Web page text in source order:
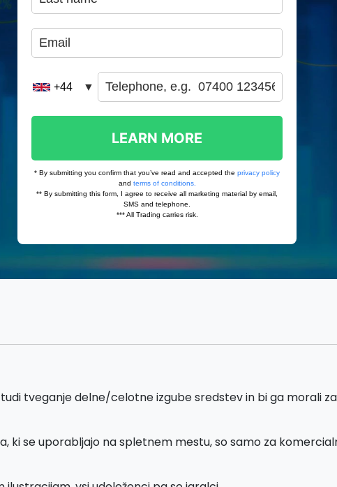
tveganje delne/celotne izgube sredstev in bi ga morali
ki se uporabljajo na spletnem mestu, so samo za